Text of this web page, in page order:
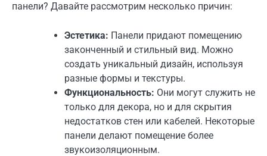
панели? Давайте рассмотрим несколько причин:
Эстетика: Панели придают помещению
законченный и стильный вид. Можно
создать уникальный дизайн, используя
разные формы и текстуры.
Функциональность: Они могут служить не
только для декора, но и для скрытия
недостатков стен или кабелей. Некоторые
панели делают помещение более
звукоизоляционным.